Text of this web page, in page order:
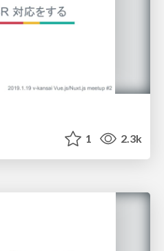
1 2.3k